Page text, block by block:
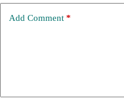
Add Comment *